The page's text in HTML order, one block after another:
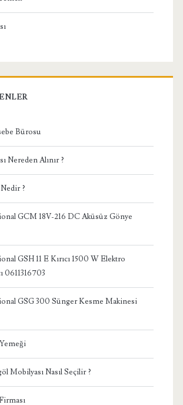
Bürosu
Nereden Alınır ?
?
GCM 18V-216 DC Aküsüz Gönye
GSH 11 E Kırıcı 1500 W Elektro
0611316703
GSG 300 Sünger Kesme Makinesi
Mobilyası Nasıl Seçilir ?